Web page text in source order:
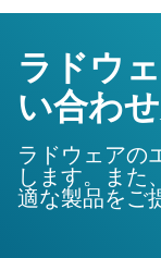
ラドウ
い合わ
ラドウェアの
します。また
適な製品をご